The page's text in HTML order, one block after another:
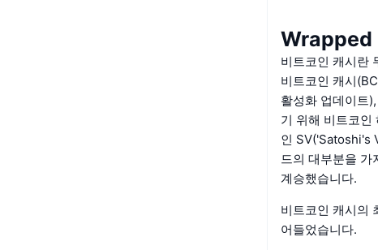
Wrapped
비트코인 캐시란
비트코인 캐시
활성화 업데이트
기 위해 비트코인
인 SV('Satoshi's
드의 대부분을 가
계승했습니다.
비트코인 캐시의
어들었습니다.